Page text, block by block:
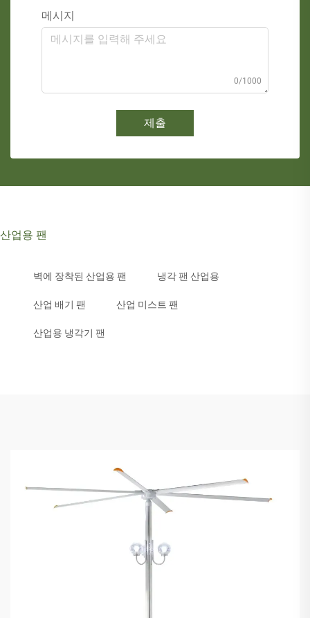
메시지
0/1000
제출
산업용 팬
벽에 장착된 산업용 팬 냉각 팬 산업용
산업 배기 팬 산업 미스트 팬
산업용 냉각기 팬